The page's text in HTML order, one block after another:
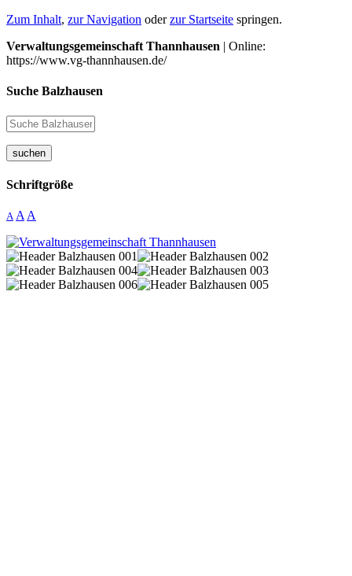
Zum Inhalt, zur Navigation oderzur Startseite springen.
Verwaltungsgemeinschaft Thannhausen | Online:
https://www.vg-thannhausen.de/
Suche Balzhausen
suchen
Schriftgröße
A A A